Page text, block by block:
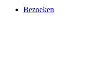
Bezoeken